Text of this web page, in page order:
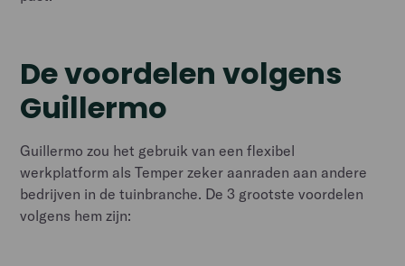
De voordelen volgens
Guillermo
Guillermo zou het gebruik van een flexibel
werkplatform als Temper zeker aanraden aan andere
bedrijven in de tuinbranche. De 3 grootste voordelen
volgens hem zijn: